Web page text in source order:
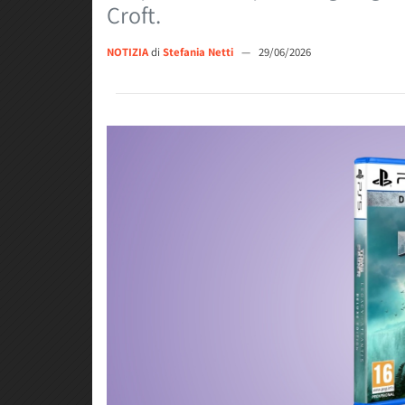
Croft.
NOTIZIAdi Stefania Netti — 29/06/2026